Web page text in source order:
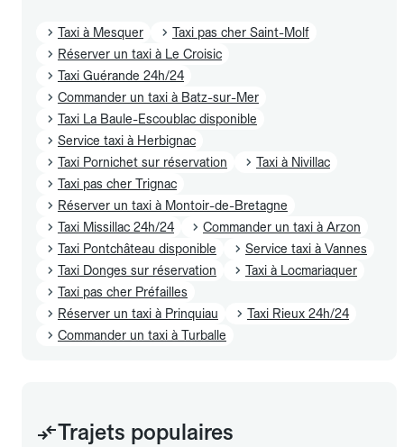
Taxi à Mesquer
Taxi pas cher Saint-Molf
Réserver un taxi à Le Croisic
Taxi Guérande 24h/24
Commander un taxi à Batz-sur-Mer
Taxi La Baule-Escoublac disponible
Service taxi à Herbignac
Taxi Pornichet sur réservation
Taxi à Nivillac
Taxi pas cher Trignac
Réserver un taxi à Montoir-de-Bretagne
Taxi Missillac 24h/24
Commander un taxi à Arzon
Taxi Pontchâteau disponible
Service taxi à Vannes
Taxi Donges sur réservation
Taxi à Locmariaquer
Taxi pas cher Préfailles
Réserver un taxi à Prinquiau
Taxi Rieux 24h/24
Commander un taxi à Turballe
Trajets populaires